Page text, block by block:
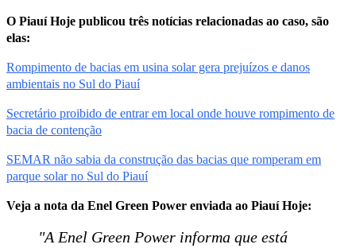
O Piauí Hoje publicou três notícias relacionadas ao caso, são
elas:
Rompimento de bacias em usina solar gera prejuízos e danos
ambientais no Sul do Piauí
Secretário proibido de entrar em local onde houve rompimento de
bacia de contenção
SEMAR não sabia da construção das bacias que romperam em
parque solar no Sul do Piauí
Veja a nota da Enel Green Power enviada ao Piauí Hoje:
"A Enel Green Power informa que está